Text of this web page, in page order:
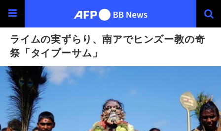
ライムの実ずらり、南アでヒンズー教の奇
祭「タイプーサム」